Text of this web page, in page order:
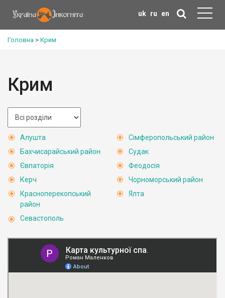
uk ru en
Головна > Крим
Крим
Алушта
Бахчисарайський район
Євпаторія
Керч
Красноперекопський
район
Севастополь
Сімферопольський район
Судак
Феодосія
Чорноморський район
Ялта